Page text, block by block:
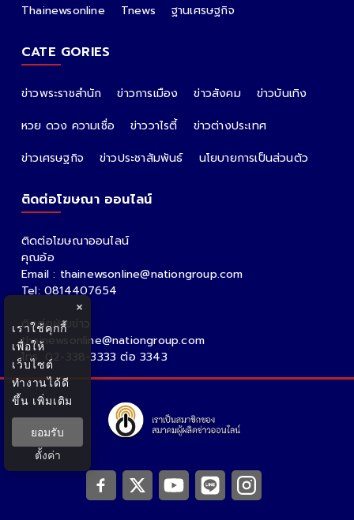
Thainewsonline
Tnews ฐานเศรษฐกิจ
CATE GORIES
ข่าวพระราชสำนัก ข่าวการเมือง ข่าวสังคม
ข่าวบันเทิง
หวย ดวง ความเชื่อ
ข่าววาไรตี้
ข่าวต่างประเทศ
ข่าวเศรษฐกิจ
ข่าวประชาสัมพันธ์ นโยบายการเป็นส่วนตัว
ติดต่อโฆษณา ออนไลน์
ติดต่อโฆษณาออนไลน์
คุณอ้อ
Email : thainewsonline@nationgroup.com
Tel: 0814407654
ติดต่อฝ่ายข่าว
thainewsonline@nationgroup.com
โทร. 02-338-3333 ต่อ 3343
×
เราใช้คุกกี้
เพื่อให้
เว็บไซต์
ทำงานได้ดี
ขึ้น เพิ่มเติม
ยอมรับ
ตั้งค่า